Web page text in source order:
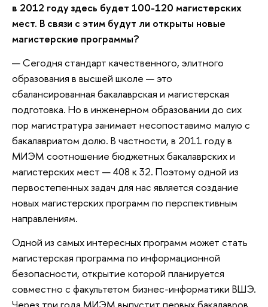
в 2012 году здесь будет 100-120 магистерских
мест. В связи с этим будут ли открыты новые
магистерские программы?
— Сегодня стандарт качественного, элитного
образования в высшей школе — это
сбалансированная бакалаврская и магистерская
подготовка. Но в инженерном образовании до сих
пор магистратура занимает несопоставимо малую с
бакалавриатом долю. В частности, в 2011 году в
МИЭМ соотношение бюджетных бакалаврских и
магистерских мест — 408 к 32. Поэтому одной из
первостепенных задач для нас является создание
новых магистерских программ по перспективным
направлениям.
Одной из самых интересных программ может стать
магистерская программа по информационной
безопасности, открытие которой планируется
совместно с факультетом бизнес-информатики ВШЭ.
Через три года МИЭМ выпустит первых бакалавров